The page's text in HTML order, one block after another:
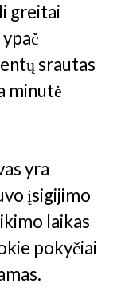
greitai
srautas
minutė
yra
įsigijimo
laikas
pokyčiai